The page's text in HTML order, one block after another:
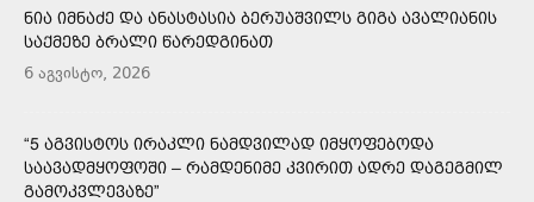
ᲜᲘᲐ ᲘᲛᲜᲐᲫᲔ ᲓᲐ ᲐᲜᲐᲡᲢᲐᲡᲘᲐ ᲑᲔᲠᲣᲐᲨᲕᲘᲚᲡ ᲒᲘᲒᲐ ᲐᲕᲐᲚᲘᲐᲜᲘᲡ
ᲡᲐᲥᲛᲔᲖᲔ ᲑᲠᲐᲚᲘ ᲬᲐᲠᲔᲓᲒᲘᲜᲐᲗ
6 აგვისტო, 2026
“5 ᲐᲒᲕᲘᲡᲢᲝᲡ ᲘᲠᲐᲙᲚᲘ ᲜᲐᲛᲓᲕᲘᲚᲐᲓ ᲘᲛᲧᲝᲤᲔᲑᲝᲓᲐ
ᲡᲐᲐᲕᲐᲓᲛᲧᲝᲤᲝᲨᲘ – ᲠᲐᲛᲓᲔᲜᲘᲛᲔ ᲙᲕᲘᲠᲘᲗ ᲐᲓᲠᲔ ᲓᲐᲒᲔᲒᲛᲘᲚ
ᲒᲐᲛᲝᲙᲕᲚᲔᲕᲐᲖᲔ”